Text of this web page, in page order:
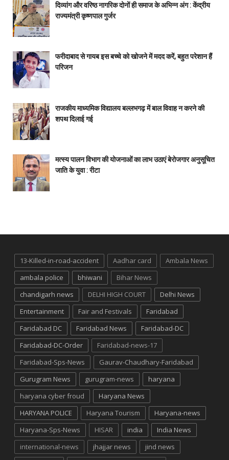
दिव्यांग और वरिष्ठ नागरिक दोनों ही समाज के अभिन्न अंग : केंद्रीय
राज्यमंत्री कृष्णपाल गुर्जर
फरीदाबाद से गायब इस बच्चे को खोजने में मदद करें, बहुत परेशान हैं
परिजन
राजकीय माध्यमिक विद्यालय बल्लभगढ़ में बाल विवाह न करने की
शपथ दिलाई गई
मत्स्य पालन विभाग की योजनाओं का लाभ उठाएं बेरोजगार अनुसूचित
जाति के युवा : रीटा
13-Killed-in-road-accident Aadhar card
Ambala News
ambala police
bhiwani
Bihar News
chandigarh news
DELHI HIGH COURT
Delhi News
Entertainment
Fair and Festivals
Faridabad
Faridabad DC
Faridabad News
Faridabad-DC
Faridabad-DC-Order
Faridabad-news-17
Faridabad-Sps-News
Gaurav-Chaudhary-Faridabad
Gurugram News
gurugram-news
haryana
haryana cyber froud
Haryana News
HARYANA POLICE
Haryana Tourism
Haryana-news
Haryana-Sps-News
HISAR india
India News
international-news
jhajjar news
jind news